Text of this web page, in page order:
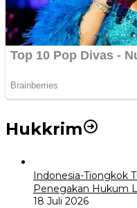
Hukkrim
Indonesia-Tiongkok
Penegakan Hukum
18 Juli 2026